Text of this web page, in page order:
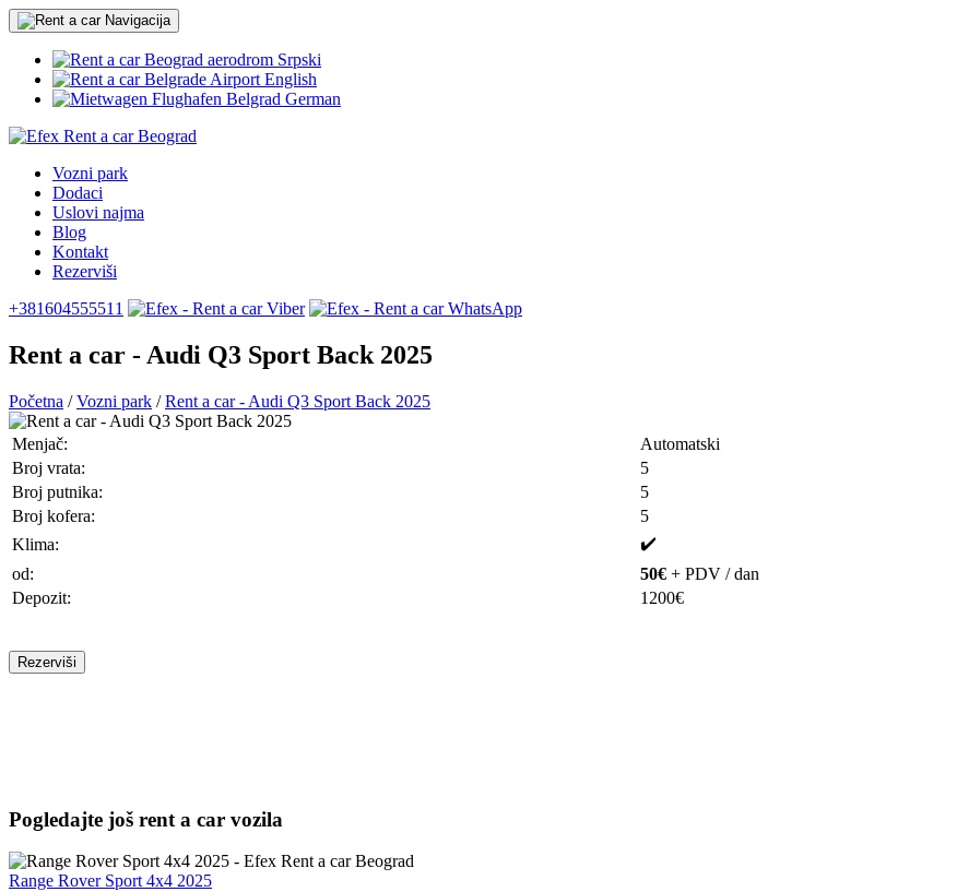
Srpski
English
German
Vozni park
Dodaci
Uslovi najma
Blog
Kontakt
Rezerviši
+381604555511
Rent a car - Audi Q3 Sport Back 2025
Početna / Vozni park / Rent a car - Audi Q3 Sport Back 2025
Menjač:
Automatski
Broj vrata:
5
Broj putnika:
5
Broj kofera:
5
Klima:
✔️
od:
50€ + PDV / dan
Depozit:
1200€
Rezerviši
Pogledajte još rent a car vozila
Range Rover Sport 4x4 2025